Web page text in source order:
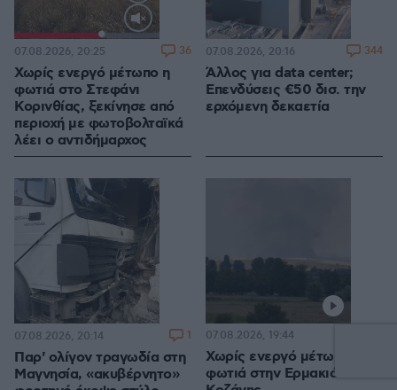
Loaded:
100.00%
Χωρίς ενεργό μέτωπο η
φωτιά στο Στεφάνι
Κορινθίας, ξεκίνησε από
περιοχή με φωτοβολταϊκά
λέει ο αντιδήμαρχος
07.08.2026, 20:25 36
Άλλος για data center;
Επενδύσεις €50 δισ. την
ερχόμενη δεκαετία
07.08.2026, 20:16 344
Παρ' ολίγον τραγωδία στη
Μαγνησία, «ακυβέρνητο»
07.08.2026, 20:14 1
Χωρίς ενεργό μέτωπο η
φωτιά στην Ερμακιά
07.08.2026, 19:44